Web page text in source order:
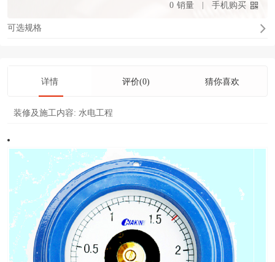
0 销量 手机购买
可选规格
详情 评价(0) 猜你喜欢
装修及施工内容: 水电工程